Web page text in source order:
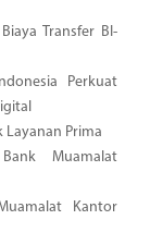
Transfer BI-
Perkuat
Prima
Muamalat
Kantor